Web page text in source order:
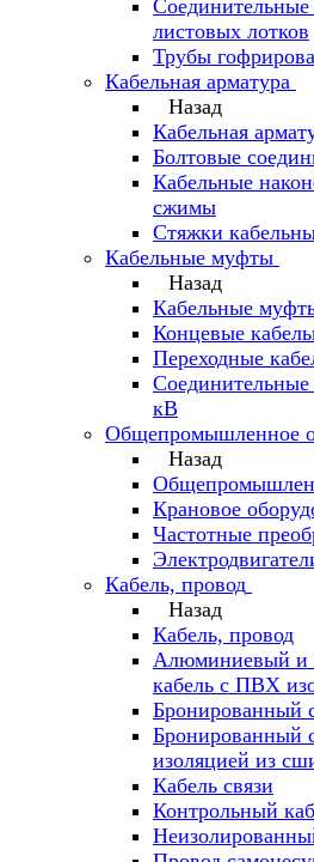
листовых лотков
Трубы
Кабельная арматура
Назад
Кабельная
Болтовые
Кабельные
сжимы
Стяжки
Кабельные муфты
Назад
Кабельные
Концевые
Переходные
кВ
Общепромышленное
Назад
Крановое
Частотные
Кабель, провод
Назад
Кабель, провод
Алюминиевый и
кабель с ПВХ
Бронированный
Бронированный
изоляцией из
Кабель связи
Контрольный